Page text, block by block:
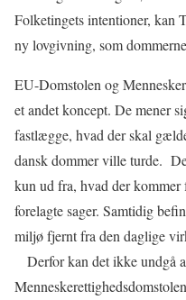
Folketingets intentioner, kan
ny lovgivning, som
EU-Domstolen og
et andet koncept. De mener
fastlægge, hvad der skal
dansk dommer ville turde.
kun ud fra, hvad der
forelagte sager. Samtidig
miljø fjernt fra den daglige
Derfor kan det ikke undgå